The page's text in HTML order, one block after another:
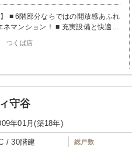
れ
マンション！ ■ 充実設備と快適な
つくば店
守谷
年01月(築18年)
/ 30階建 総戸数